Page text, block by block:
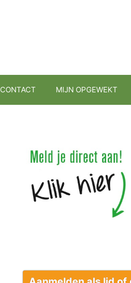
CONTACT MIJN OPGEWEKT